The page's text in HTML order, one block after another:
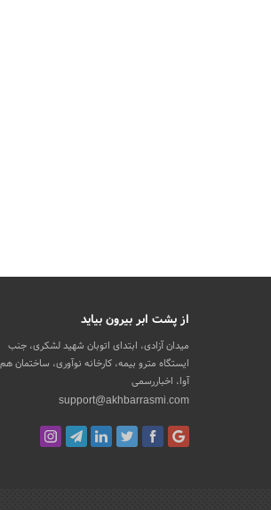
از پشت ابر بیرون بیاید
میدان آزادی، ابتدای اتوبان شهید لشکری، جنب
ایستگاه مترو بیمه، کارخانه نوآوری، ساختمان هم
آوا، اخباررسمی
support@akhbarrasmi.com